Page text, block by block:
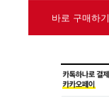
바로 구매하기